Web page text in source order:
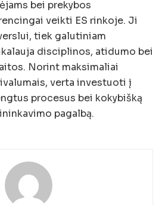
bei prekybos
veikti ES rinkoje. Ji
tiek galutiniam
disciplinos, atidumo bei
Norint maksimaliai
verta investuoti į
procesus bei kokybišką
pagalbą.